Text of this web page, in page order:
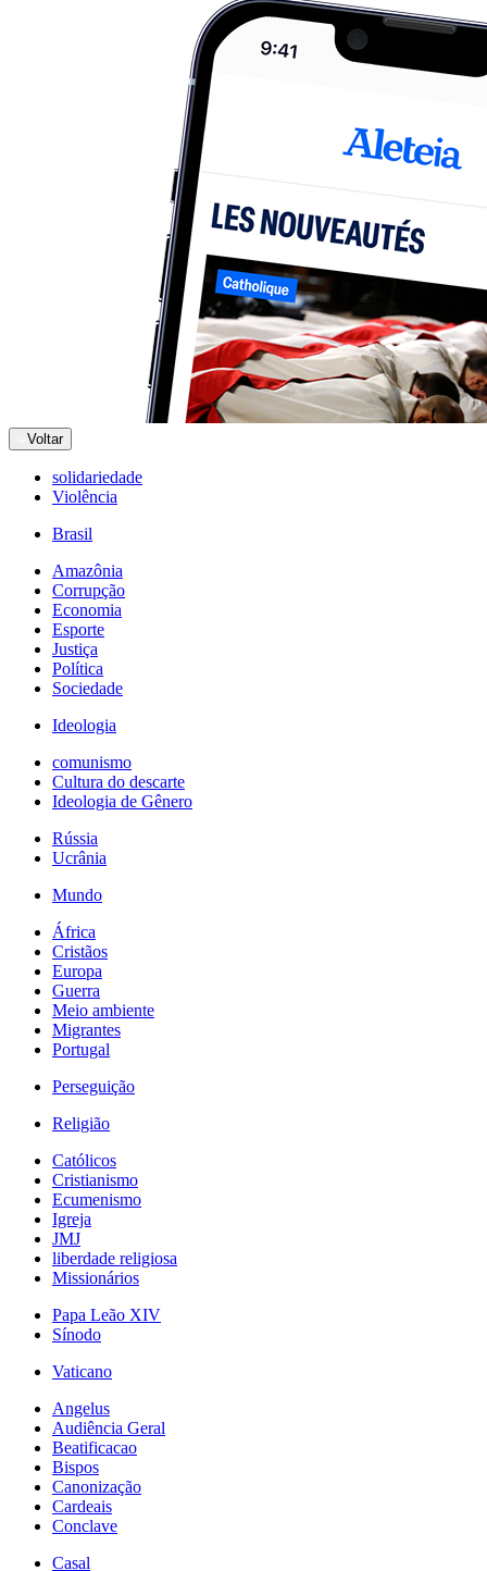
Voltar
solidariedade
Violência
Brasil
Amazônia
Corrupção
Economia
Esporte
Justiça
Política
Sociedade
Ideologia
comunismo
Cultura do descarte
Ideologia de Gênero
Rússia
Ucrânia
Mundo
África
Cristãos
Europa
Guerra
Meio ambiente
Migrantes
Portugal
Perseguição
Religião
Católicos
Cristianismo
Ecumenismo
Igreja
JMJ
liberdade religiosa
Missionários
Papa Leão XIV
Sínodo
Vaticano
Angelus
Audiência Geral
Beatificacao
Bispos
Canonização
Cardeais
Conclave
Casal